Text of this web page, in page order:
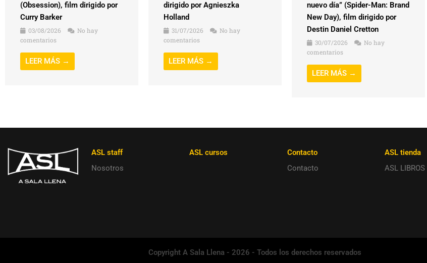
(Obsession), film dirigido por
Curry Barker
03/08/2026
No hay
comentarios
LEER MÁS →
dirigido por Agnieszka
Holland
31/07/2026
No hay
comentarios
LEER MÁS →
nuevo día” (Spider-Man: Brand
New Day), film dirigido por
Destin Daniel Cretton
30/07/2026
No hay
comentarios
LEER MÁS →
ASL staff
Nosotros
ASL cursos
Contacto
Contacto
ASL tienda
ASL LIBROS
Copyright A Sala Llena - 2026 - Todos los derechos reservados